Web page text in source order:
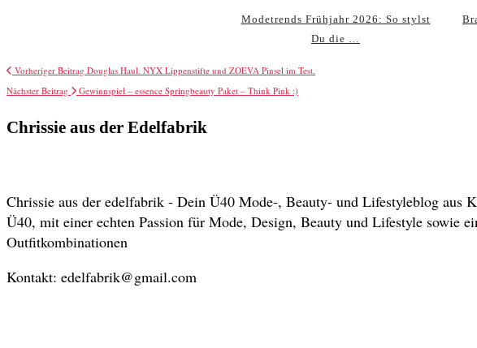
Modetrends Frühjahr 2026: So stylst
Du die …
Vorheriger Beitrag Douglas Haul. NYX Lippenstifte und ZOEVA Pinsel im Test.
Nächster Beitrag
Gewinnspiel – essence Springbeauty Paket – Think Pink :)
Chrissie aus der Edelfabrik
Chrissie aus der edelfabrik - Dein Ü40 Mode-, Beauty- und Lifestyleblog aus
Ü40, mit einer echten Passion für Mode, Design, Beauty und Lifestyle sowie
Outfitkombinationen
Kontakt: edelfabrik@gmail.com